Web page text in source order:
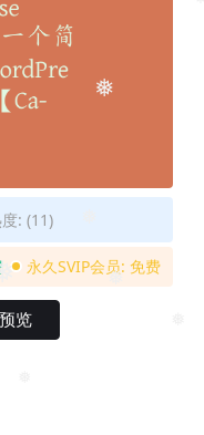
❅
: (11)
永久SVIP会员: 免费
览